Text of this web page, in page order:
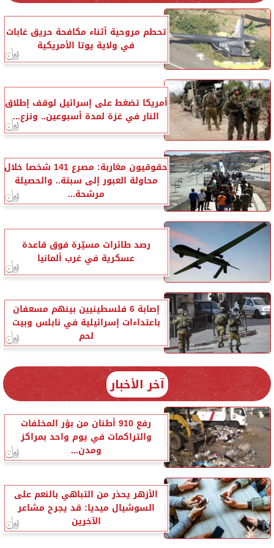
تحطم مروحية أثناء مكافحة حريق غابات
في ولاية يوتا الأمريكية
أمريكا تضغط على إسرائيل لوقف إطلاق
النار في غزة لمدة أسبوعين.. ونزع...
حقوقيون مغاربة: مصرع 141 شخصا خلال
محاولة العبور إلى سبتة.. والحصيلة
مرشحة...
رصد طائرات مسيّرة فوق قاعدة
عسكرية في غرب ألمانيا
إصابة 6 فلسطينيين بينهم مسعفان
باعتداءات إسرائيلية في نابلس وبيت
لحم
آخر الأخبار
رفع 910 أطنان من بؤر المخلفات
والتراكمات في يوم واحد بمراكز
ومدن...
الأزهر يحذر من التباهي بالنعم على
السوشيال ميديا: قد يجرح مشاعر
الآخرين